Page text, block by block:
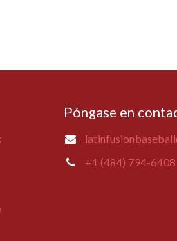
Póngase en
+1 (484) 794-6408